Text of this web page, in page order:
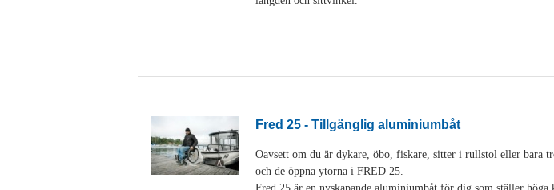
Fred 25 - Tillgänglig aluminiumbåt
Oavsett om du är dykare, öbo, fiskare, sitter i rullstol eller bara
och de öppna ytorna i FRED 25.